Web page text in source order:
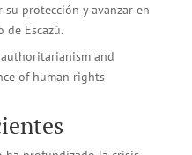
protección y avanzar en
Escazú.
and
of human rights